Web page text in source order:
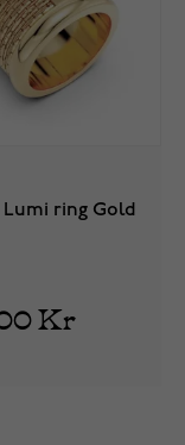
Lumi ring Gold
Kr